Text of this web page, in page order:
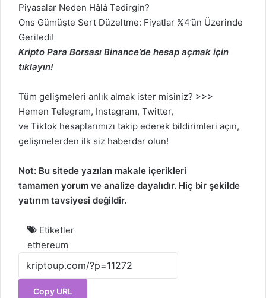
Piyasalar Neden Hâlâ Tedirgin?
Ons Gümüşte Sert Düzeltme: Fiyatlar %4’ün Üzerinde
Geriledi!
Kripto Para Borsası Binance’de hesap açmak için
tıklayın!
Tüm gelişmeleri anlık almak ister misiniz? >>>
Hemen Telegram, Instagram, Twitter,
ve Tiktok hesaplarımızı takip ederek bildirimleri açın,
gelişmelerden ilk siz haberdar olun!
Not: Bu sitede yazılan makale içerikleri
tamamen yorum ve analize dayalıdır. Hiç bir şekilde
yatırım tavsiyesi değildir.
Etiketler
ethereum
Copy URL